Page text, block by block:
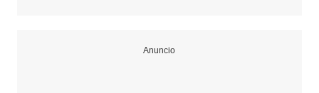
Anuncio